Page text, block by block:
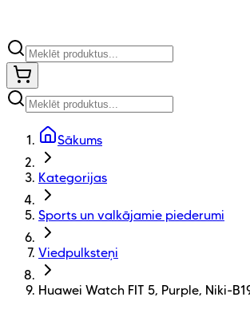
Sākums
Kategorijas
Sports un valkājamie piederumi
Viedpulksteņi
Huawei Watch FIT 5, Purple, Niki-